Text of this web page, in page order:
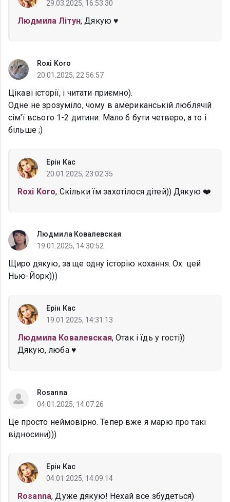
29.03.2025, 16:53:30
Людмила Літун, Дякую ♥
Roxi Koro
20.01.2025, 22:56:57
Цікаві історії, і читати приємно).
Одне не зрозуміло, чому в американській люблячій
сім'ї всього 1-2 дитини. Мало б бути четверо, а то і
більше ;)
Ерін Кас
20.01.2025, 23:02:35
Roxi Koro, Скільки їм захотілося дітей)) Дякую ❤️
Людмила Ковалевская
19.01.2025, 14:30:52
Щиро дякую, за ще одну історію кохання. Ох. цей
Нью-Йорк)))
Ерін Кас
19.01.2025, 14:31:13
Людмила Ковалевская, Отак і їдь у гості))
Дякую, люба ♥
Rosanna
04.01.2025, 14:07:26
Це просто неймовірно. Тепер вже я марю про такі
відносини)))
Ерін Кас
04.01.2025, 14:09:14
Rosanna, Дуже дякую! Нехай все збудеться)